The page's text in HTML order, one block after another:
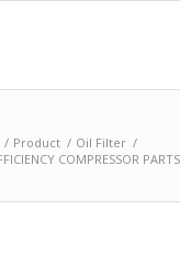
/ Product / Oil Filter /
COMPRESSOR